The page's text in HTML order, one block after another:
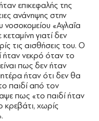
επικεφαλής της
ανάνηψης στην
«Αγλαΐα
γιατί δεν
τις αισθήσεις του. Ο
ήταν νεκρό όταν το
πως δεν ήταν
ήταν ότι δεν θα
παιδί από τον
πως «το παιδί ήταν
κρεβάτι, χωρίς